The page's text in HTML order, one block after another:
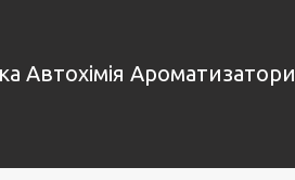
Автохімія Ароматизатори